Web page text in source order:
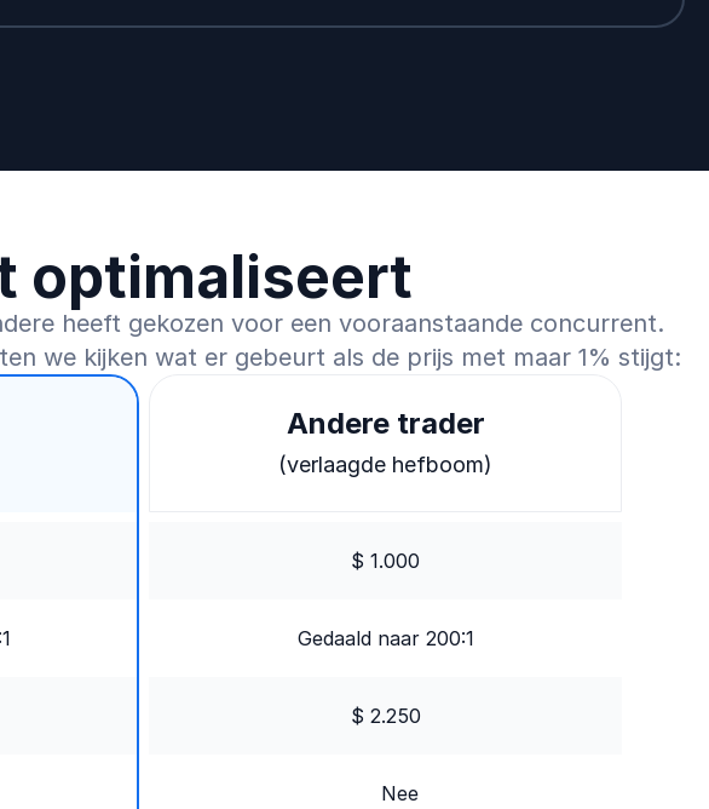
optimaliseert
heeft gekozen voor een vooraanstaande concurrent.
we kijken wat er gebeurt als de prijs met maar 1% stijgt:
Andere trader
(verlaagde hefboom)
$ 1.000
Gedaald naar 200:1
$ 2.250
Nee